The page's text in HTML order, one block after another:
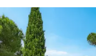
這個農業旅遊度假村
改建而成，
按照當
露的木樑、赤土地板
馨而熟悉的氛圍，